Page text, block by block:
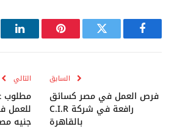
فيسبوك تويتر بينتيريست
السابق
فرص العمل في مصر كسائق
رافعة في شركة C.I.R
بالقاهرة
التالي
مطلوب
جنيه